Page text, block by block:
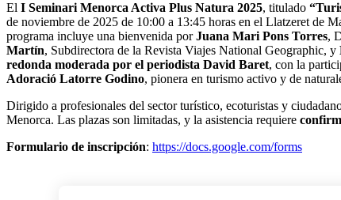
El I Seminari Menorca Activa Plus Natura 2025, titulado
de noviembre de 2025 de 10:00 a 13:45 horas en el Llatzeret de
programa incluye una bienvenida porJuana Mari Pons Torres,
Martín, Subdirectora de la Revista Viajes National Geographic, y
redonda moderada por el periodista David Baret, con la
Adoració Latorre Godino, pionera en turismo activo y de
Dirigido a profesionales del sector turístico, ecoturistas y
Menorca. Las plazas son limitadas, y la asistencia requiere
Formulario de inscripción: https://docs.google.com/forms